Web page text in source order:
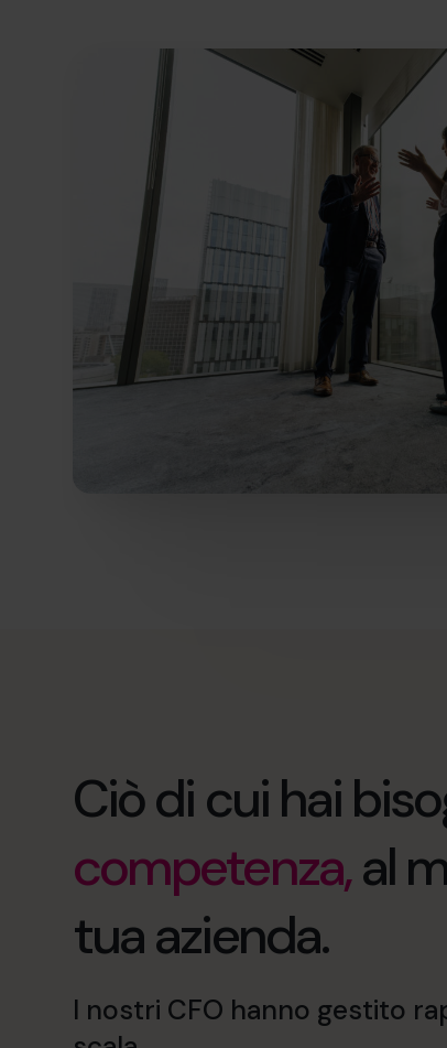
Ciò di cui hai
competenza,al
tua azienda.
I nostri CFO hanno gestito